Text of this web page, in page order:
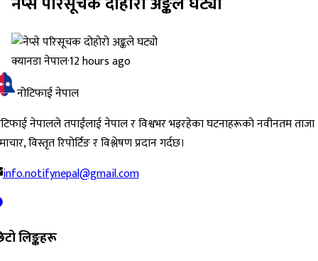
क्यानडा नेपाल·12 hours ago
नोटिफाई नेपाल
नेपालले तपाईंलाई नेपाल र विश्वभर भइरहेका घटनाहरूको नवीनतम ताजा
विस्तृत रिपोर्टिङ र विश्लेषण प्रदान गर्दछ।
info.notifynepal@gmail.com
लिङ्कहरू